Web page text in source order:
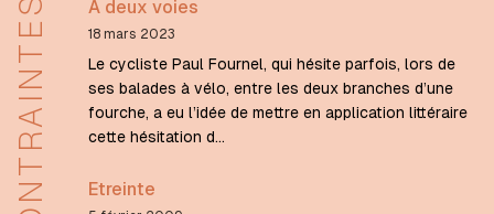
CONTRAINTES À deux voies
18 mars 2023
Le cycliste Paul Fournel, qui hésite parfois, lors de
ses balades à vélo, entre les deux branches d’une
fourche, a eu l’idée de mettre en application littéraire
cette hésitation d…
Etreinte